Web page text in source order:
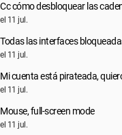
Cc cómo desbloquear las
el 11 jul.
Todas las interfaces
el 11 jul.
Mi cuenta está pirateada,
el 11 jul.
Mouse, full-screen mode
el 11 jul.